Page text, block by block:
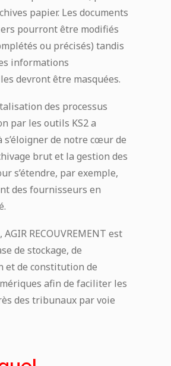
papier. Les documents
pourront être modifiés
ou précisés) tandis
informations
devront être masquées.
des processus
par les outils KS2 a
s’éloigner de notre cœur de
brut et la gestion des
s’étendre, par exemple,
des fournisseurs en
RECOUVREMENT est
de stockage, de
et de constitution de
afin de faciliter les
des tribunaux par voie